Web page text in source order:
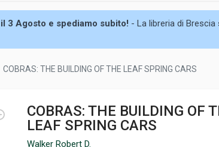
3 Agosto e spediamo subito! - La libreria di
COBRAS: THE BUILDING OF THE LEAF SPRING CARS
COBRAS: THE BUILDING OF
LEAF SPRING CARS
Walker Robert D.